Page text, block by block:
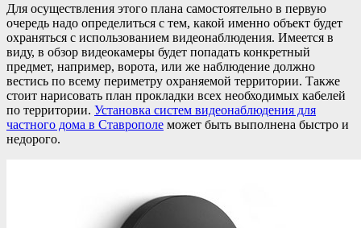
Для осуществления этого плана самостоятельно в первую
очередь надо определиться с тем, какой именно объект будет
охраняться с использованием видеонаблюдения. Имеется в
виду, в обзор видеокамеры будет попадать конкретный
предмет, например, ворота, или же наблюдение должно
вестись по всему периметру охраняемой территории. Также
стоит нарисовать план прокладки всех необходимых кабелей
по территории. Установка систем видеонаблюдения для
частного дома в Ставрополе может быть выполнена быстро и
недорого.